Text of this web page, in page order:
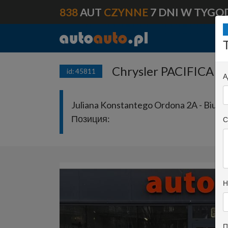
838AUT CZYNNE 7 DNI W
id: 45811 Chrysler PACIFICA
Juliana Konstantego Ordona 2A - Biuro
Позиция: